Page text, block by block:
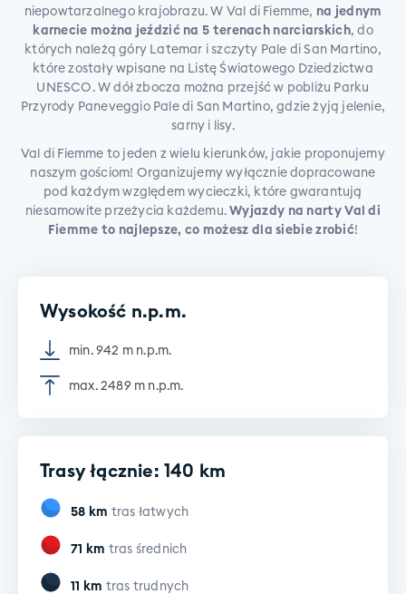
niepowtarzalnego krajobrazu. W Val di Fiemme, na jednym
karnecie można jeździć na 5 terenach narciarskich, do
których należą góry Latemar i szczyty Pale di San Martino,
które zostały wpisane na Listę Światowego Dziedzictwa
UNESCO. W dół zbocza można przejść w pobliżu Parku
Przyrody Paneveggio Pale di San Martino, gdzie żyją jelenie,
sarny i lisy.
Val di Fiemme to jeden z wielu kierunków, jakie proponujemy
naszym gościom! Organizujemy wyłącznie dopracowane
pod każdym względem wycieczki, które gwarantują
niesamowite przeżycia każdemu.Wyjazdy na narty Val di
Fiemme to najlepsze, co możesz dla siebie zrobić!
Wysokość n.p.m.
min. 942 m n.p.m.
max. 2489 m n.p.m.
Trasy łącznie: 140 km
58 km tras łatwych
71 km tras średnich
11 km tras trudnych